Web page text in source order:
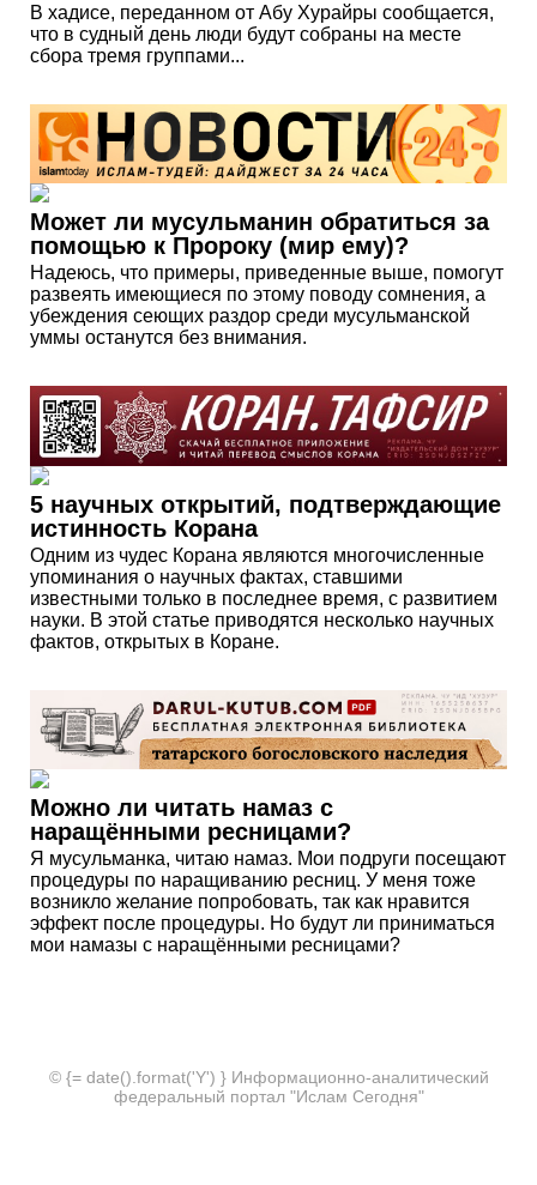
В хадисе, переданном от Абу Хурайры сообщается,
что в судный день люди будут собраны на месте
сбора тремя группами...
Может ли мусульманин обратиться за
помощью к Пророку (мир ему)?
Надеюсь, что примеры, приведенные выше, помогут
развеять имеющиеся по этому поводу сомнения, а
убеждения сеющих раздор среди мусульманской
уммы останутся без внимания.
5 научных открытий, подтверждающие
истинность Корана
Одним из чудес Корана являются многочисленные
упоминания о научных фактах, ставшими
известными только в последнее время, с развитием
науки. В этой статье приводятся несколько научных
фактов, открытых в Коране.
Можно ли читать намаз с
наращёнными ресницами?
Я мусульманка, читаю намаз. Мои подруги посещают
процедуры по наращиванию ресниц. У меня тоже
возникло желание попробовать, так как нравится
эффект после процедуры. Но будут ли приниматься
мои намазы с наращёнными ресницами?
© {= date().format('Y') } Информационно-аналитический
федеральный портал "Ислам Сегодня"